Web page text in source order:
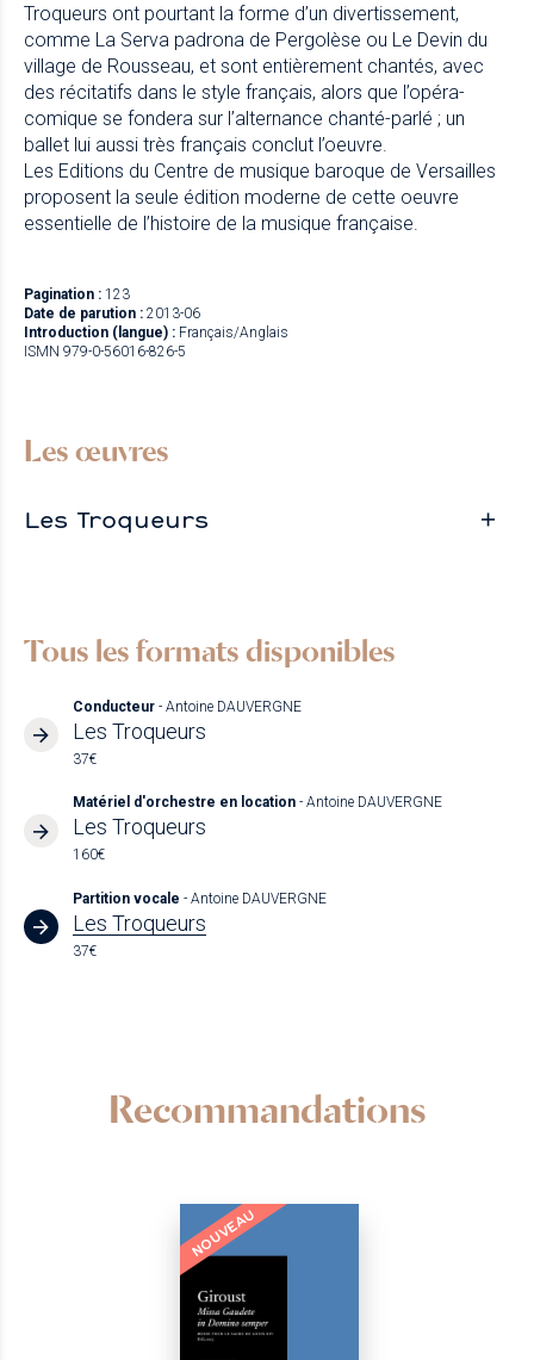
Troqueurs ont pourtant la forme d’un divertissement,
comme La Serva padrona de Pergolèse ou Le Devin du
village de Rousseau, et sont entièrement chantés, avec
des récitatifs dans le style français, alors que l’opéra-
comique se fondera sur l’alternance chanté-parlé ; un
ballet lui aussi très français conclut l’oeuvre.
Les Editions du Centre de musique baroque de Versailles
proposent la seule édition moderne de cette oeuvre
essentielle de l’histoire de la musique française.
Pagination : 123
Date de parution : 2013-06
Introduction (langue) : Français/Anglais
ISMN 979-0-56016-826-5
Les œuvres
Les Troqueurs
Tous les formats disponibles
Conducteur - Antoine DAUVERGNE
Les Troqueurs
37€
Matériel d'orchestre en location - Antoine DAUVERGNE
Les Troqueurs
160€
Partition vocale - Antoine DAUVERGNE
Les Troqueurs
37€
Recommandations
NOUVEAU